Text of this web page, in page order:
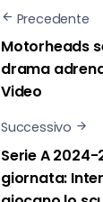
Precedente
Motorheads
drama
Video
Successivo
Serie A 2024-
giornata: